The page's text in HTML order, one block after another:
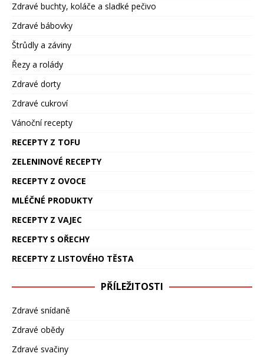
Zdravé buchty, koláče a sladké pečivo
Zdravé bábovky
Štrůdly a záviny
Řezy a rolády
Zdravé dorty
Zdravé cukroví
Vánoční recepty
RECEPTY Z TOFU
ZELENINOVÉ RECEPTY
RECEPTY Z OVOCE
MLÉČNÉ PRODUKTY
RECEPTY Z VAJEC
RECEPTY S OŘECHY
RECEPTY Z LISTOVÉHO TĚSTA
PŘÍLEŽITOSTI
Zdravé snídaně
Zdravé obědy
Zdravé svačiny